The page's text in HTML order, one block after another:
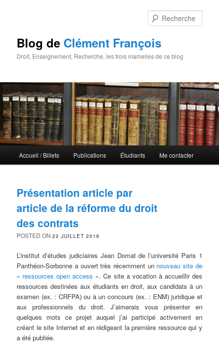
Blog de Clément François
Droit, Enseignement, Recherche, les trois mamelles de ce blog
Aller au contenu principal
Aller au contenu secondaire
Accueil / Billets Publications Étudiants Me contacter
Présentation article par
article de la réforme du droit
des contrats
POSTED ON22 JUILLET 2016
L’institut d’études judiciaires Jean Domat de l’université Paris 1
Panthéon-Sorbonne a ouvert très récemment un nouveau site de
« ressources open access ». Ce site a vocation à accueillir des
ressources destinées aux étudiants en droit, aux candidats à un
examen (ex. : CRFPA) ou à un concours (ex. : ENM) juridique et
aux professionnels du droit. J’aimerais vous présenter en
quelques mots ce projet auquel j’ai participé activement en
créant le site Internet et en rédigeant la première ressource qui y
a été publiée.